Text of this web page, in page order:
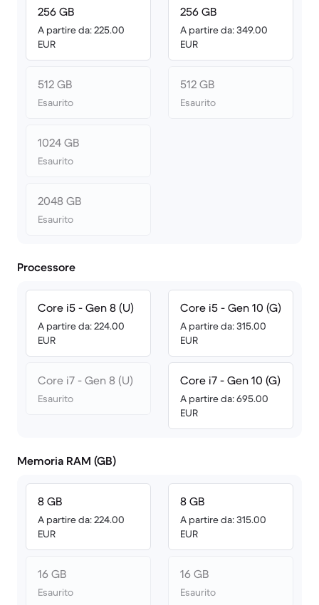
256 GB
A partire da: 225.00
EUR
512 GB
Esaurito
1024 GB
Esaurito
2048 GB
Esaurito
256 GB
A partire da: 349.00
EUR
512 GB
Esaurito
Processore
Core i5 - Gen 8 (U)
A partire da: 224.00
EUR
Core i7 - Gen 8 (U)
Esaurito
Core i5 - Gen 10 (G)
A partire da: 315.00
EUR
Core i7 - Gen 10 (G)
A partire da: 695.00
EUR
Memoria RAM (GB)
8 GB
A partire da: 224.00
EUR
16 GB
Esaurito
8 GB
A partire da: 315.00
EUR
16 GB
Esaurito